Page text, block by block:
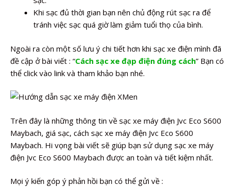
Khi sạc đủ thời gian bạn nên chủ động rút sạc ra để
tránh việc sạc quá giờ làm giảm tuổi thọ của bình.
Ngoài ra còn một số lưu ý chi tiết hơn khi sạc xe điện mình đã
đề cập ở bài viết : “Cách sạc xe đạp điện đúng cách” Bạn có
thể click vào link và tham khảo bạn nhé.
Trên đây là những thông tin về sạc xe máy điện Jvc Eco S600
Maybach, giá sạc, cách sạc xe máy điện Jvc Eco S600
Maybach. Hi vọng bài viết sẽ giúp bạn sử dụng sạc xe máy
điện Jvc Eco S600 Maybach được an toàn và tiết kiệm nhất.
Mọi ý kiến góp ý phản hồi bạn có thể gửi về :